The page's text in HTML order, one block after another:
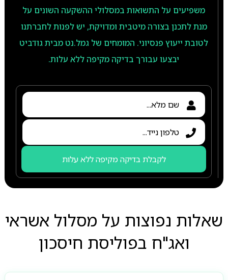
משפיעים על התשואות במסלולי ההשקעה השונים על
מנת לתכנן בצורה מיטבית ומדויקת, יש לפנות לחברתנו
לטובת ייעוץ פנסיוני. המומחים של גמל.נט מבית גודביט
יבצעו עבורך בדיקה מקיפה ללא עלות.
לקבלת בדיקה מקיפה ללא עלות
שאלות נפוצות על מסלול אשראי
ואג"ח בפוליסת חיסכון